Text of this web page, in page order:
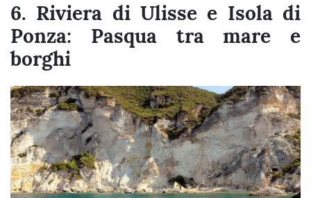
6. Riviera di Ulisse e Isola di
Ponza: Pasqua tra mare e
borghi